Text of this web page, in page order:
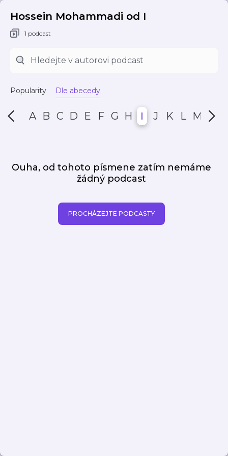
Hossein Mohammadi od I
1 podcast
Popularity Dle abecedy
A B C D E F G H I J K L M N
Ouha, od tohoto písmene zatím nemáme
žádný podcast
PROCHÁZEJTE PODCASTY